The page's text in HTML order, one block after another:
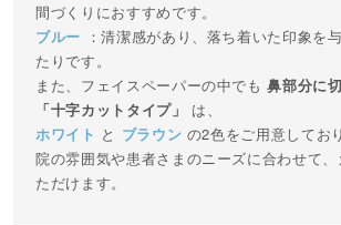
間づくりにおすすめです。
ブルー ：清潔感があり、落ち着いた印象を
たりです。
また、フェイスペーパーの中でも鼻部分に
「十字カットタイプ」
は、
ホワイト と ブラウン の2色をご用意してお
院の雰囲気や患者さまのニーズに合わせて
ただけます。